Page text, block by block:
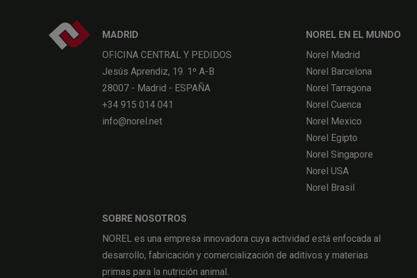
MADRID
OFICINA CENTRAL Y PEDIDOS
Jesús Aprendiz, 19. 1º A-B
28007 - Madrid - ESPAÑA
+34 915 014 041
info@norel.net
NOREL EN EL MUNDO
Norel Madrid
Norel Barcelona
Norel Tarragona
Norel Cuenca
Norel Mexico
Norel Egipto
Norel Singapore
Norel USA
Norel Brasil
SOBRE NOSOTROS
NOREL es una empresa innovadora cuya actividad está enfocada al
desarrollo, fabricación y comercialización de aditivos y materias
primas para la nutrición animal.